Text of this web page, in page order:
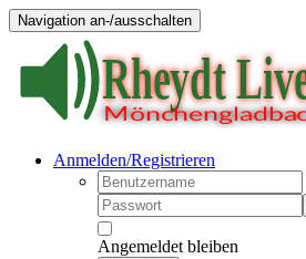
Navigation an-/ausschalten
Anmelden/Registrieren
Angemeldet bleiben